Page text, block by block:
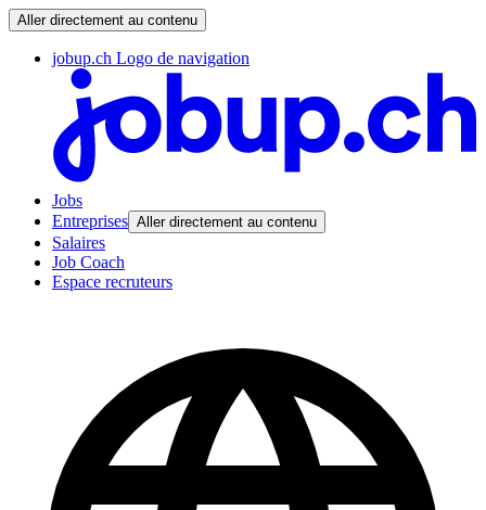
Aller directement au contenu
jobup.ch Logo de navigation
Jobs
Entreprises Aller directement au contenu
Salaires
Job Coach
Espace recruteurs